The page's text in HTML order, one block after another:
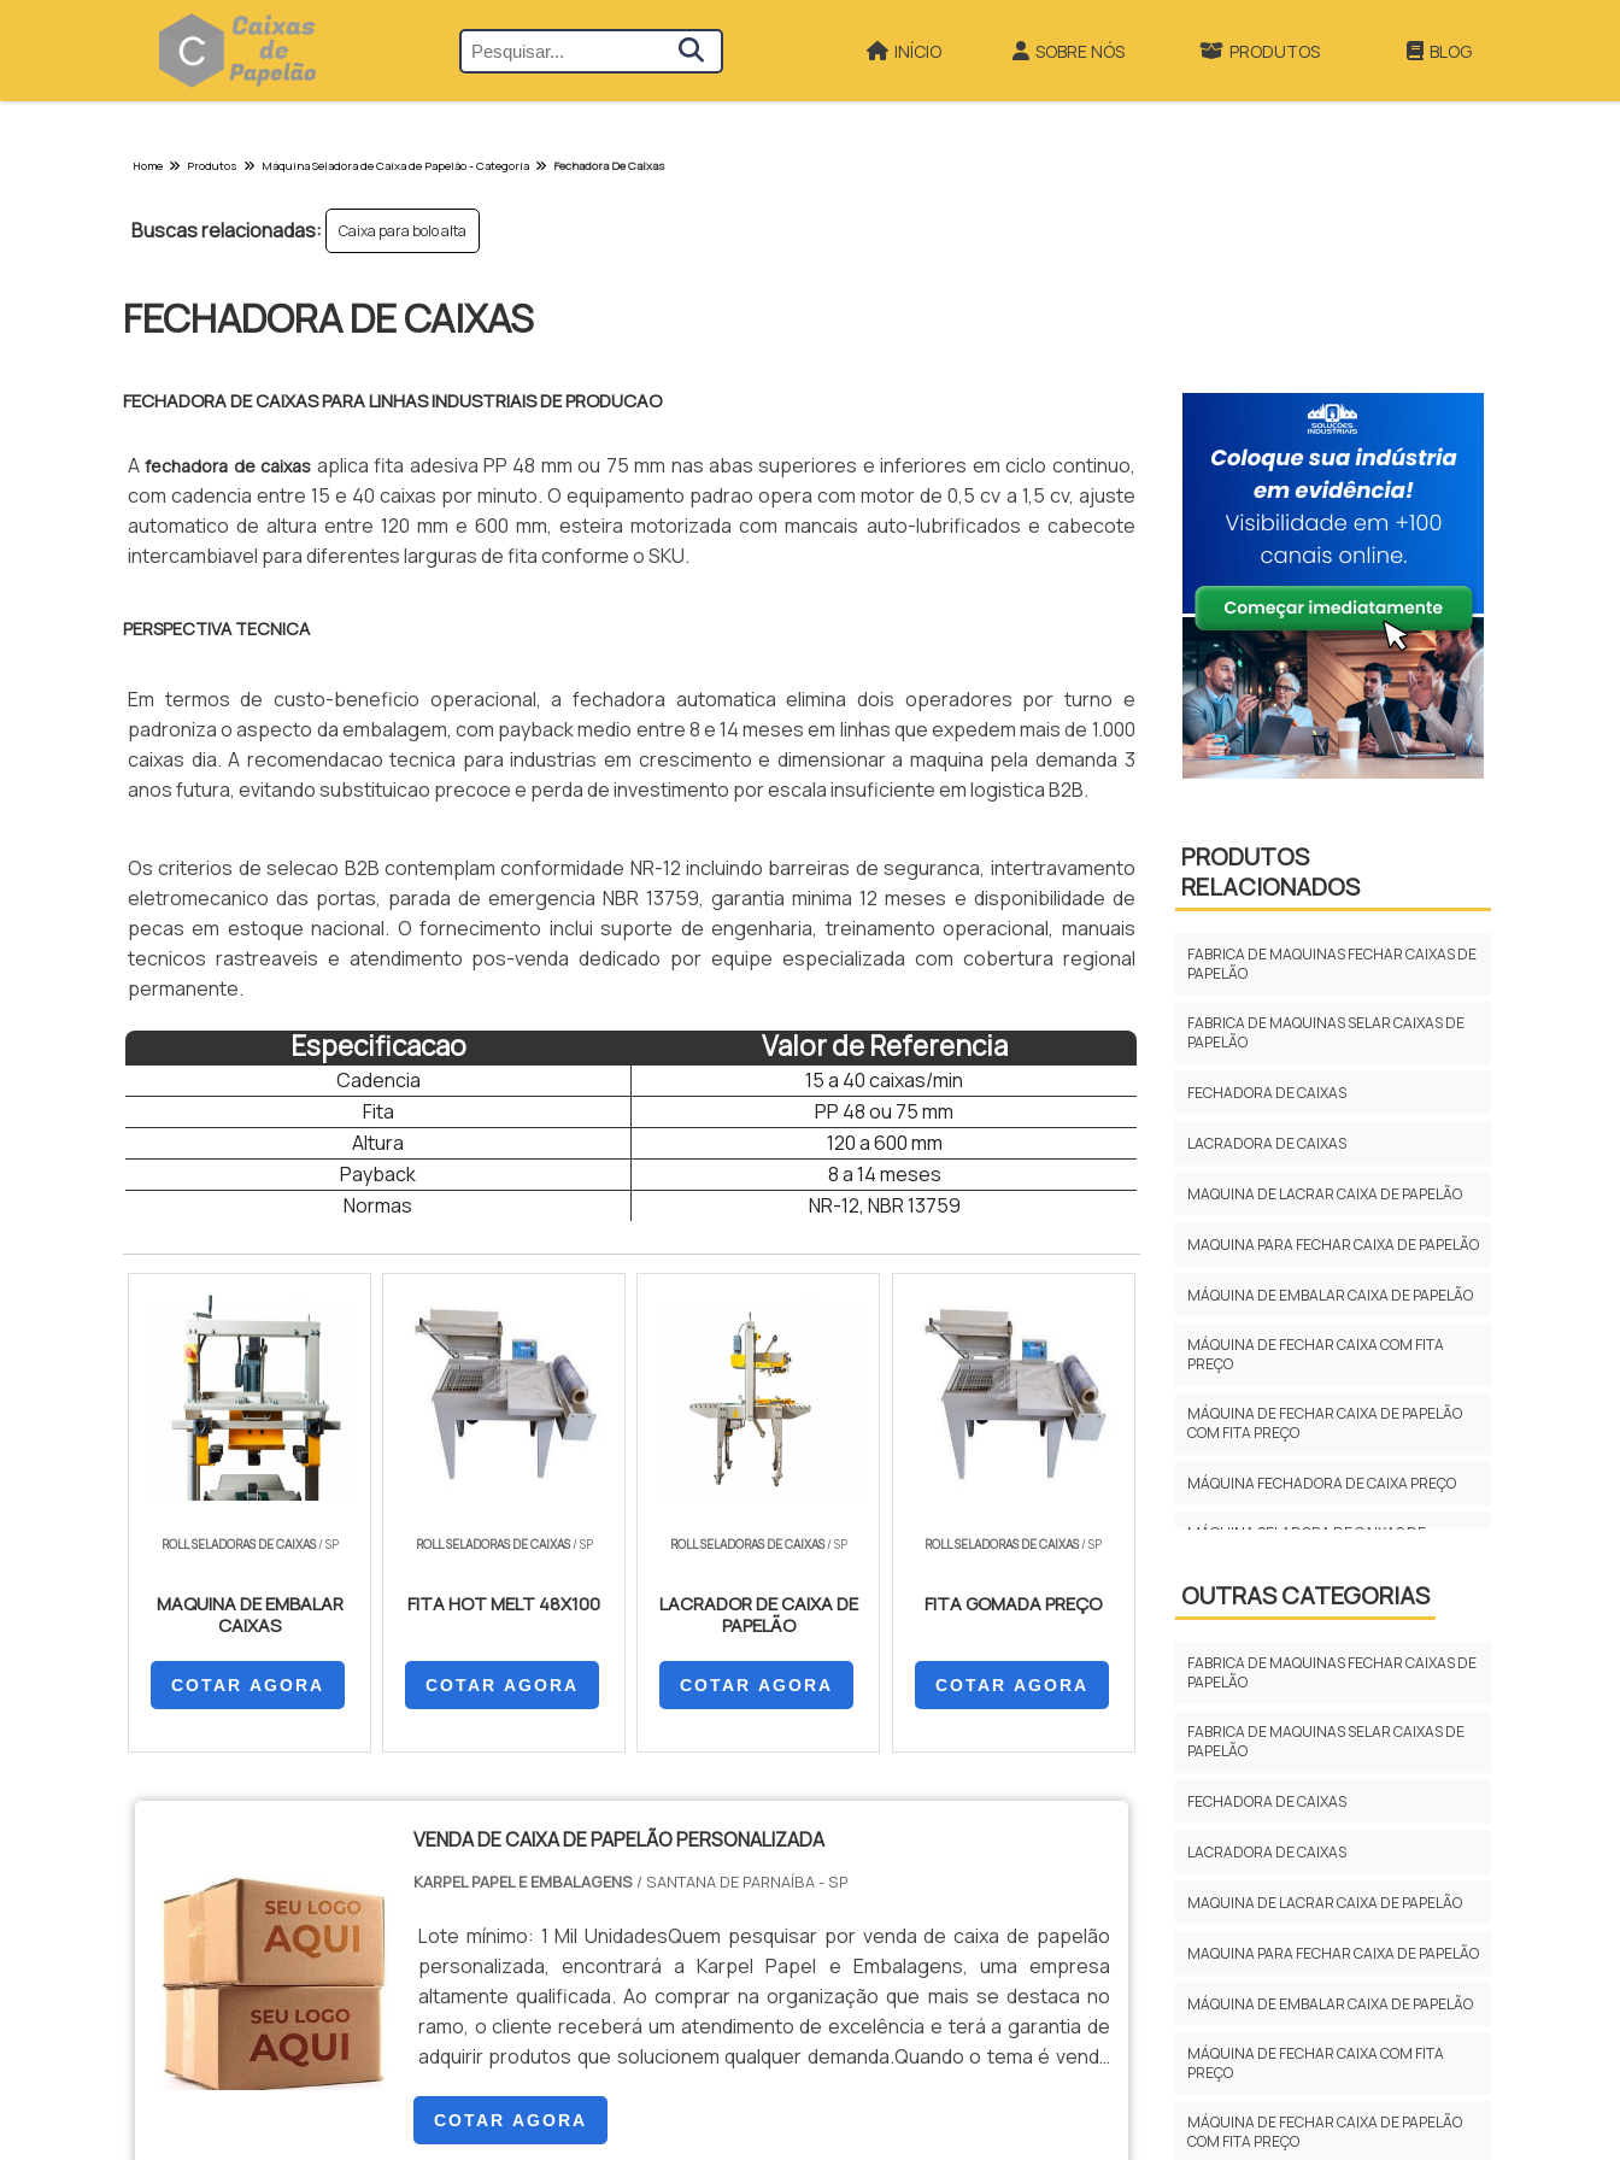
INÍCIO SOBRE NÓS PRODUTOS BLOG
Home Produtos Máquina Seladora de Caixa de Papelão - Categoria Fechadora De Caixas
Buscas relacionadas: Caixa para bolo alta
FECHADORA DE CAIXAS
FECHADORA DE CAIXAS PARA LINHAS INDUSTRIAIS DE PRODUCAO
Afechadora de caixas aplica fita adesiva PP 48 mm ou 75 mm nas abas superiores e inferiores em ciclo continuo,
com cadencia entre 15 e 40 caixas por minuto. O equipamento padrao opera com motor de 0,5 cv a 1,5 cv, ajuste
automatico de altura entre 120 mm e 600 mm, esteira motorizada com mancais auto-lubrificados e cabecote
intercambiavel para diferentes larguras de fita conforme o SKU.
PERSPECTIVA TECNICA
Em termos de custo-beneficio operacional, a fechadora automatica elimina dois operadores por turno e
padroniza o aspecto da embalagem, com payback medio entre 8 e 14 meses em linhas que expedem mais de 1.000
caixas dia. A recomendacao tecnica para industrias em crescimento e dimensionar a maquina pela demanda 3
anos futura, evitando substituicao precoce e perda de investimento por escala insuficiente em logistica B2B.
Os criterios de selecao B2B contemplam conformidade NR-12 incluindo barreiras de seguranca, intertravamento
eletromecanico das portas, parada de emergencia NBR 13759, garantia minima 12 meses e disponibilidade de
pecas em estoque nacional. O fornecimento inclui suporte de engenharia, treinamento operacional, manuais
tecnicos rastreaveis e atendimento pos-venda dedicado por equipe especializada com cobertura regional
permanente.
Especificacao Valor de Referencia
Cadencia
15 a 40 caixas/min
Fita
PP 48 ou 75 mm
Altura
120 a 600 mm
Payback
8 a 14 meses
Normas
NR-12, NBR 13759
ROLL SELADORAS DE CAIXAS/ SP
MAQUINA DE EMBALAR
CAIXAS
COTAR AGORA
ROLL SELADORAS DE CAIXAS/ SP
FITA HOT MELT 48X100
COTAR AGORA
ROLL SELADORAS DE CAIXAS/ SP
LACRADOR DE CAIXA DE
PAPELÃO
COTAR AGORA
ROLL SELADORAS DE CAIXAS/ SP
FITA GOMADA PREÇO
COTAR AGORA
VENDA DE CAIXA DE PAPELÃO PERSONALIZADA
KARPEL PAPEL E EMBALAGENS / SANTANA DE PARNAÍBA - SP
Lote mínimo: 1 Mil UnidadesQuem pesquisar por venda de caixa de papelão
personalizada, encontrará a Karpel Papel e Embalagens, uma empresa
altamente qualificada. Ao comprar na organização que mais se destaca no
ramo, o cliente receberá um atendimento de excelência e terá a garantia de
adquirir produtos que solucionem qualquer demanda.Quando o tema é venda
Papel e Embalagens o cliente encontrará excelente custo-benefício e
produtos fabricados conforme os parâmetros e ensaios estabelecidos.MAIS
COTAR AGORA
PRODUTOS
RELACIONADOS
FABRICA DE MAQUINAS FECHAR CAIXAS DE
PAPELÃO
FABRICA DE MAQUINAS SELAR CAIXAS DE
PAPELÃO
FECHADORA DE CAIXAS
LACRADORA DE CAIXAS
MAQUINA DE LACRAR CAIXA DE PAPELÃO
MAQUINA PARA FECHAR CAIXA DE PAPELÃO
MÁQUINA DE EMBALAR CAIXA DE PAPELÃO
MÁQUINA DE FECHAR CAIXA COM FITA
PREÇO
MÁQUINA DE FECHAR CAIXA DE PAPELÃO
COM FITA PREÇO
MÁQUINA FECHADORA DE CAIXA PREÇO
MÁQUINA SELADORA DE CAIXAS DE
MÁQUINAS PARA FECHAMENTO DE CAIXAS
COM FITA ADESIVA
SELADORA DE CAIXAS DE PAPELÃO
AUTOMÁTICA À VENDA
OUTRAS CATEGORIAS
FABRICA DE MAQUINAS FECHAR CAIXAS DE
PAPELÃO
FABRICA DE MAQUINAS SELAR CAIXAS DE
PAPELÃO
FECHADORA DE CAIXAS
LACRADORA DE CAIXAS
MAQUINA DE LACRAR CAIXA DE PAPELÃO
MAQUINA PARA FECHAR CAIXA DE PAPELÃO
MÁQUINA DE EMBALAR CAIXA DE PAPELÃO
MÁQUINA DE FECHAR CAIXA COM FITA
PREÇO
MÁQUINA DE FECHAR CAIXA DE PAPELÃO
COM FITA PREÇO